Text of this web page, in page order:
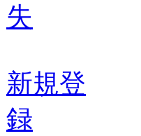
失
新規登
録